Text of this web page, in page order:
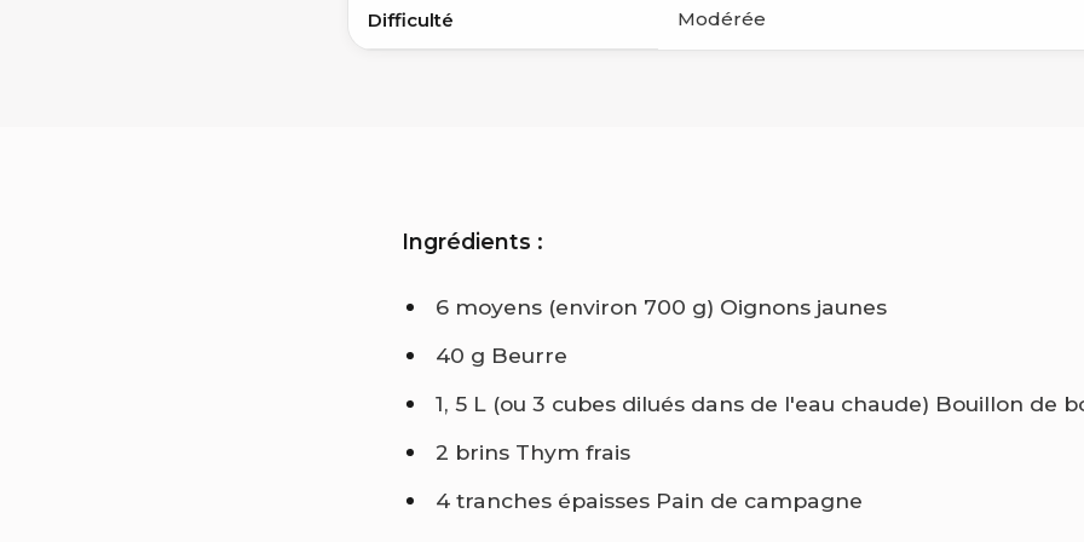
Difficulté Modérée
Ingrédients :
6 moyens (environ 700 g) Oignons jaunes
40 g Beurre
1, 5 L (ou 3 cubes dilués dans de l'eau chaude) Bouillon de
2 brins Thym frais
4 tranches épaisses Pain de campagne